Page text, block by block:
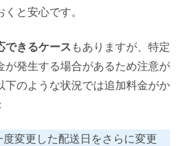
と安心です。
できるケース もありますが、特定
が発生する場合があるため注意が
下のような状況では追加料金がか
度変更した配送日をさらに変更